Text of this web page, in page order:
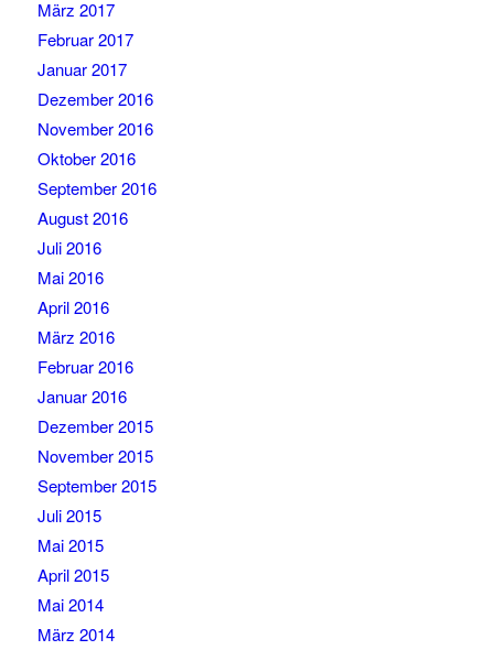
März 2017
Februar 2017
Januar 2017
Dezember 2016
November 2016
Oktober 2016
September 2016
August 2016
Juli 2016
Mai 2016
April 2016
März 2016
Februar 2016
Januar 2016
Dezember 2015
November 2015
September 2015
Juli 2015
Mai 2015
April 2015
Mai 2014
März 2014